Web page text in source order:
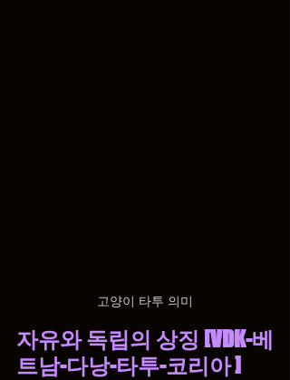
고양이 타투 의미
자유와 독립의 상징 [VDK-베
트남-다낭-타투-코리아 ]